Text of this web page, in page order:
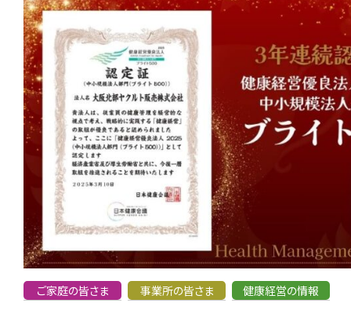
ご家庭の皆さま 事業所の皆さま 健康経営の情報